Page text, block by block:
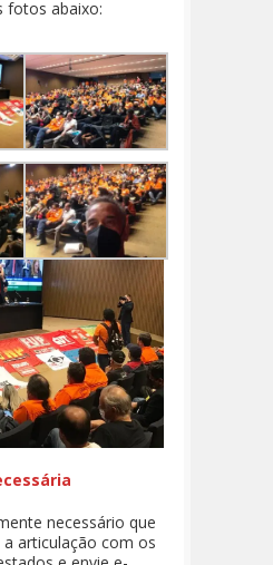
fotos abaixo:
necessário que
articulação com os